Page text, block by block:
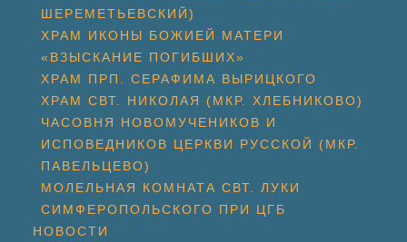
ШЕРЕМЕТЬЕВСКИЙ)
ХРАМ ИКОНЫ БОЖИЕЙ МАТЕРИ
«ВЗЫСКАНИЕ ПОГИБШИХ»
ХРАМ ПРП. СЕРАФИМА ВЫРИЦКОГО
ХРАМ СВТ. НИКОЛАЯ (МКР. ХЛЕБНИКОВО)
ЧАСОВНЯ НОВОМУЧЕНИКОВ И
ИСПОВЕДНИКОВ ЦЕРКВИ РУССКОЙ (МКР.
ПАВЕЛЬЦЕВО)
МОЛЕЛЬНАЯ КОМНАТА СВТ. ЛУКИ
СИМФЕРОПОЛЬСКОГО ПРИ ЦГБ
НОВОСТИ